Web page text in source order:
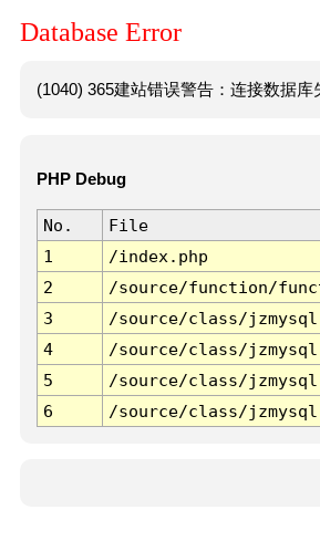
Database Error
(1040) 365建站错误警告：连接数据
PHP Debug
No. File
1
/index.php
2
/source/function/
3
/source/class/
4
/source/class/
5
/source/class/
6
/source/class/